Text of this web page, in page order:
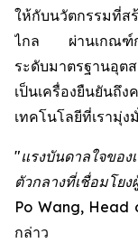
ให้กับนวัตกรรมที่ส
ไกล ผ่านเกณฑ์ก
ระดับมาตรฐานอุต
เป็นเครื่องยืนยันถึ
เทคโนโลยีที่เรามุ่
"แรงบันดาลใจขอ
ตัวกลางที่เชื่อมโย
Po Wang, Head
กล่าว